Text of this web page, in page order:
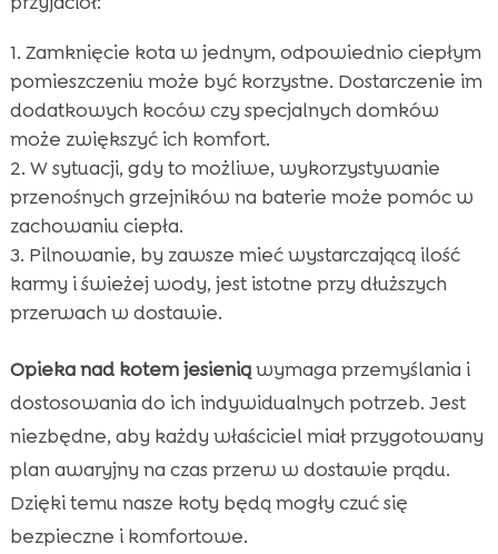
Zamknięcie kota w jednym, odpowiednio ciepłym
pomieszczeniu może być korzystne. Dostarczenie im
dodatkowych koców czy specjalnych domków
może zwiększyć ich komfort.
W sytuacji, gdy to możliwe, wykorzystywanie
przenośnych grzejników na baterie może pomóc w
zachowaniu ciepła.
Pilnowanie, by zawsze mieć wystarczającą ilość
karmy i świeżej wody, jest istotne przy dłuższych
przerwach w dostawie.
Opieka nad kotem jesieniąwymaga przemyślania i
dostosowania do ich indywidualnych potrzeb. Jest
niezbędne, aby każdy właściciel miał przygotowany
plan awaryjny na czas przerw w dostawie prądu.
Dzięki temu nasze koty będą mogły czuć się
bezpieczne i komfortowe.